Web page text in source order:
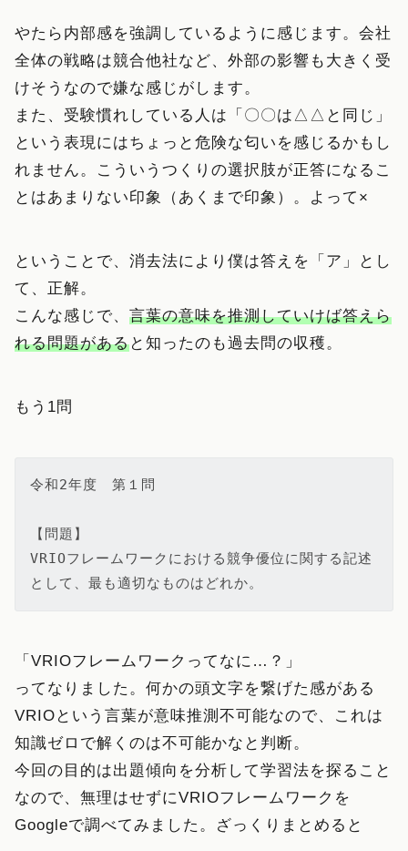
やたら内部感を強調しているように感じます。会社
全体の戦略は競合他社など、外部の影響も大きく受
けそうなので嫌な感じがします。
また、受験慣れしている人は「〇〇は△△と同じ」
という表現にはちょっと危険な匂いを感じるかもし
れません。こういうつくりの選択肢が正答になるこ
とはあまりない印象（あくまで印象）。よって×
ということで、消去法により僕は答えを「ア」とし
て、正解。
こんな感じで、言葉の意味を推測していけば答えら
れる問題があると知ったのも過去問の収穫。
もう1問
令和2年度　第１問
【問題】
VRIOフレームワークにおける競争優位に関する記述
として、最も適切なものはどれか。
「VRIOフレームワークってなに…？」
ってなりました。何かの頭文字を繋げた感がある
VRIOという言葉が意味推測不可能なので、これは
知識ゼロで解くのは不可能かなと判断。
今回の目的は出題傾向を分析して学習法を探ること
なので、無理はせずにVRIOフレームワークを
Googleで調べてみました。ざっくりまとめると